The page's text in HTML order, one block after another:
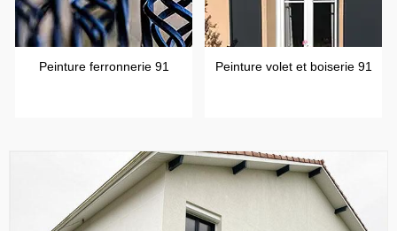
Peinture ferronnerie 91 Peinture volet et boiserie 91